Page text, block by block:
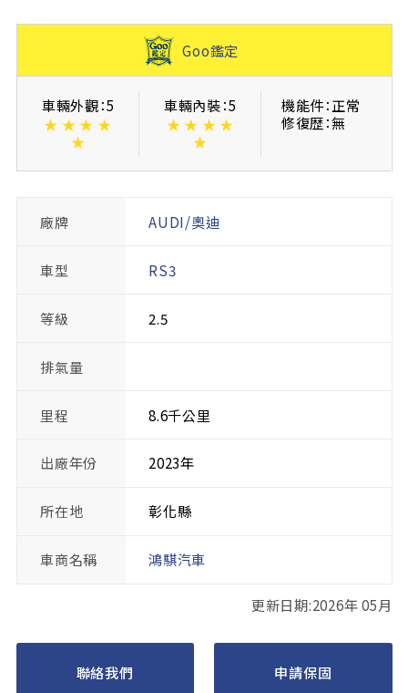
Goo鑑定
車輛外觀：5
★ ★ ★ ★
★
車輛內裝：5
★ ★ ★ ★
★
機能件：正常
修復歴：無
廠牌 AUDI/奧迪
車型 RS3
等級 2.5
排氣量
里程 8.6千公里
出廠年份 2023年
所在地 彰化縣
車商名稱 鴻騏汽車
更新日期:2026年 05月
聯絡我們 申請保固